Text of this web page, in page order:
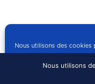
Nous utilisons des
Nous utilisons